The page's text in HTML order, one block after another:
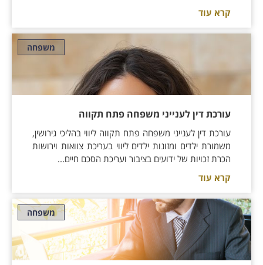
קרא עוד
משפחה
עורכת דין לענייני משפחה פתח תקווה
עורכת דין לענייני משפחה פתח תקווה ליווי בהליכי גירושין,
משמורת ילדים ומזונות ילדים ליווי בעריכת צוואות וירושות
הכרת זכויות של ידועים בציבור ועריכת הסכם חיים...
קרא עוד
משפחה